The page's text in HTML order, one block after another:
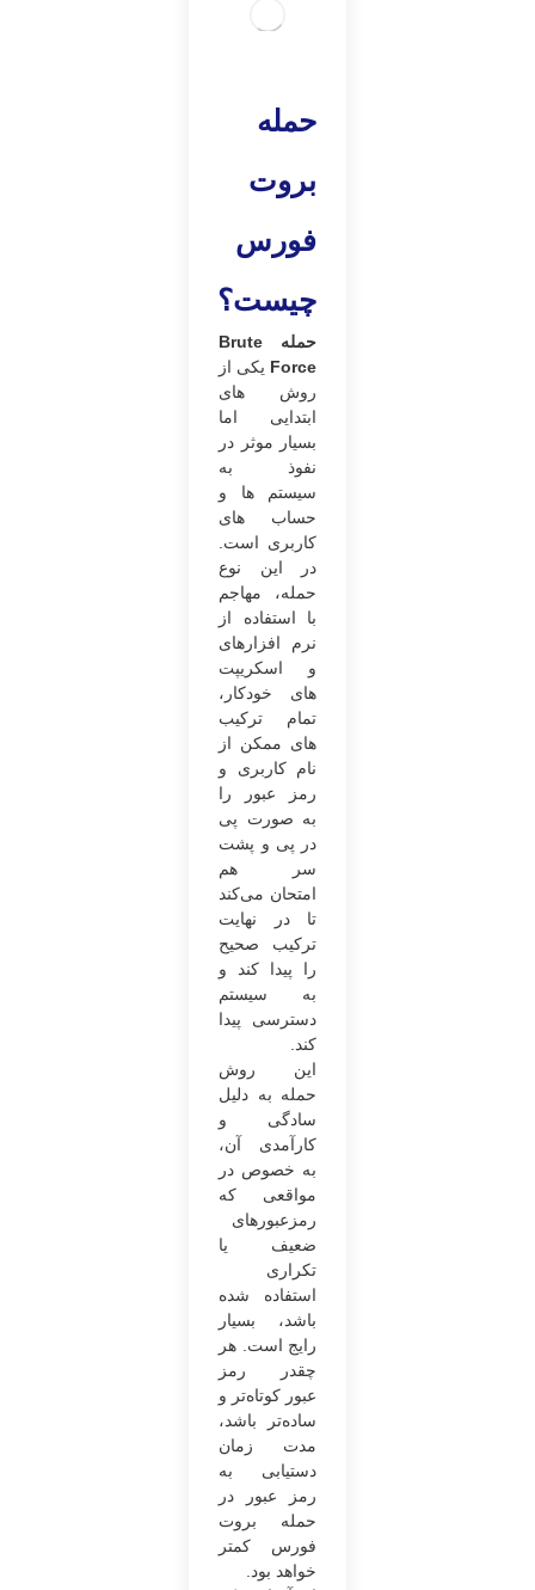
حمله
بروت
فورس
چیست؟
حمله Brute
Force یکی از
روش های
ابتدایی اما
بسیار موثر در
نفوذ به
سیستم ها و
حساب های
کاربری است.
در این نوع
حمله، مهاجم
با استفاده از
نرم افزارهای
و اسکریپت
های خودکار،
تمام ترکیب
های ممکن از
نام کاربری و
رمز عبور را
به صورت پی
در پی و پشت
سر هم
امتحان می‌کند
تا در نهایت
ترکیب صحیح
را پیدا کند و
به سیستم
دسترسی پیدا
کند.
این روش
حمله به دلیل
سادگی و
کارآمدی آن،
به خصوص در
مواقعی که
رمزعبورهای
ضعیف یا
تکراری
استفاده شده
باشد، بسیار
رایج است. هر
چقدر رمز
عبور کوتاه‌تر و
ساده‌تر باشد،
مدت زمان
دستیابی به
رمز عبور در
حمله بروت
فورس کمتر
خواهد بود.